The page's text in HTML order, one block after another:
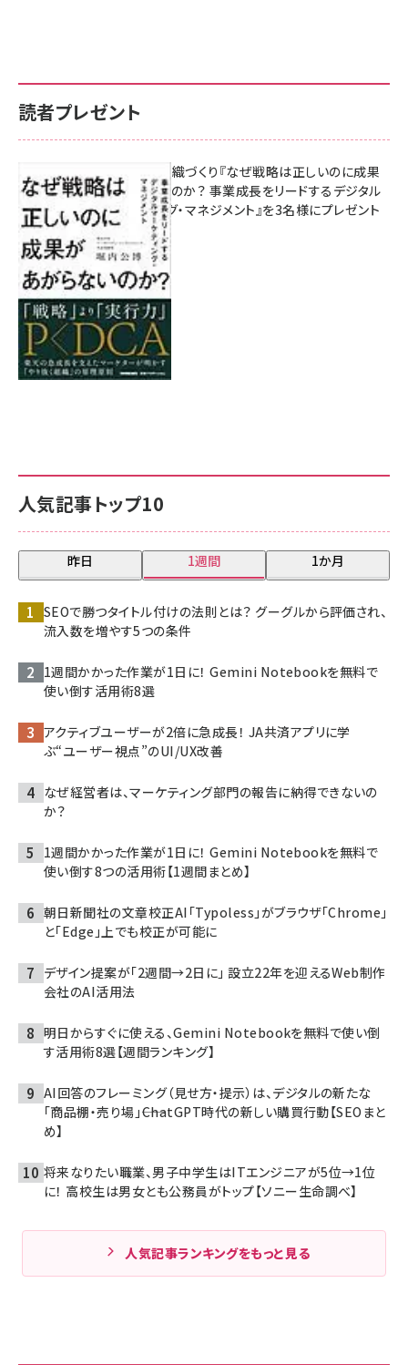
人気記事トップ10
昨日 1週間 1か月
SEOで勝つタイトル付けの法則とは？ グーグルから評価され、
流入数を増やす5つの条件
1週間かかった作業が1日に！ Gemini Notebookを無料で
使い倒す活用術8選
アクティブユーザーが2倍に急成長！ JA共済アプリに学
ぶ“ユーザー視点”のUI/UX改善
なぜ経営者は、マーケティング部門の報告に納得できないの
か？
1週間かかった作業が1日に！ Gemini Notebookを無料で
使い倒す8つの活用術【1週間まとめ】
朝日新聞社の文章校正AI「Typoless」がブラウザ「Chrome」
と「Edge」上でも校正が可能に
デザイン提案が「2週間→2日に」 設立22年を迎えるWeb制作
会社のAI活用法
明日からすぐに使える、Gemini Notebookを無料で使い倒
す活用術8選【週間ランキング】
AI回答のフレーミング（見せ方・提示）は、デジタルの新たな
「商品棚・売り場」――ChatGPT時代の新しい購買行動【SEOまと
め】
将来なりたい職業、男子中学生はITエンジニアが5位→1位
に！ 高校生は男女とも公務員がトップ【ソニー生命調べ】
人気記事ランキングをもっと見る
読者プレゼント
成果を生む組織づくり『なぜ戦略は正しいのに成果
があがらないのか？ 事業成長をリードするデジタル
マーケティング・マネジメント』を3名様にプレゼント
8月7日 10:00